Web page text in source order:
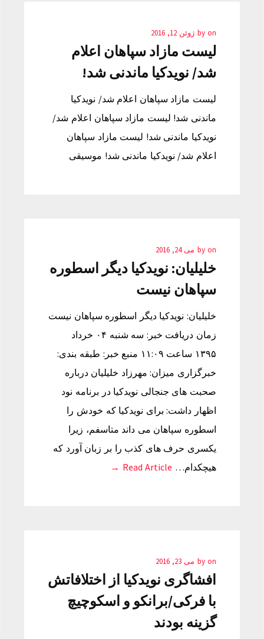
by on ژوئن 12, 2016
لیست مازاد سپاهان اعلام
شد/ نویدکیا ماندنی شد!
لیست مازاد سپاهان اعلام شد/ نویدکیا
ماندنی شد! لیست مازاد سپاهان اعلام شد/
نویدکیا ماندنی شد! لیست مازاد سپاهان
اعلام شد/ نویدکیا ماندنی شد! موسیقی
by on می 24, 2016
خلیلیان: نویدکیا دیگر اسطوره
سپاهان نیست
خلیلیان: نویدکیا دیگر اسطوره سپاهان نیست
زمان دریافت خبر: سه شنبه ۰۴ خرداد
۱۳۹۵ ساعت ۱۱:۰۹ منبع خبر: طبقه بندی:
خبرگزاری میزان: مهرزاد خلیلیان درباره
صحبت های جنجالی نویدکیا در برنامه نود
اظهار داشت: برای نویدکیا که خودش را
اسطوره سپاهان می داند متاسفم، زیرا
یکسری حرف های کذب را بر زبان آورد که
هیچکدام… Read Article →
by on می 23, 2016
افشاگری نویدکیا از اختلافاتش
با فرکی/برانکو و اسکوچیچ
گزینه بودند